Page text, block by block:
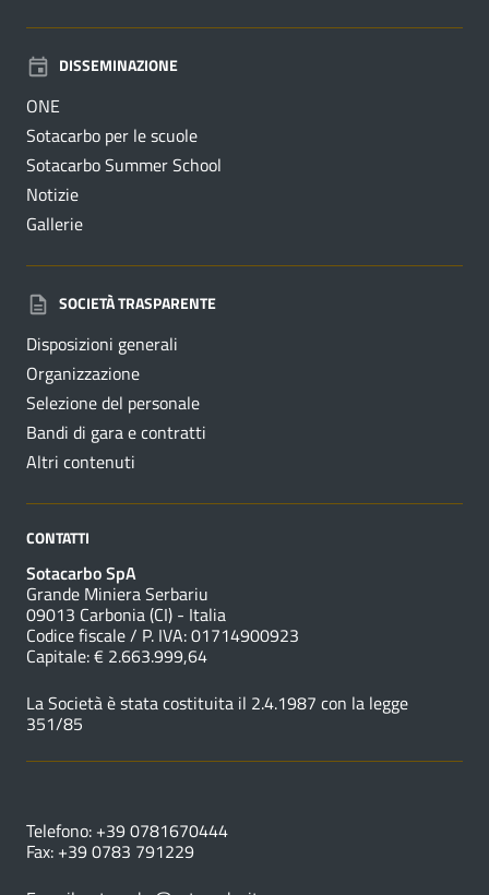
DISSEMINAZIONE
ONE
Sotacarbo per le scuole
Sotacarbo Summer School
Notizie
Gallerie
SOCIETÀ TRASPARENTE
Disposizioni generali
Organizzazione
Selezione del personale
Bandi di gara e contratti
Altri contenuti
CONTATTI
Sotacarbo SpA
Grande Miniera Serbariu
09013 Carbonia (CI) - Italia
Codice fiscale / P. IVA: 01714900923
Capitale: € 2.663.999,64
La Società è stata costituita il 2.4.1987 con la legge
351/85
Telefono: +39 0781670444
Fax: +39 0783 791229